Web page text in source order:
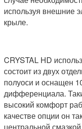
используя внешние
крыле.
CRYSTAL HD
состоит из двух
полуоси и оснащен
дифференциала.
высокий комфорт
качестве опции он